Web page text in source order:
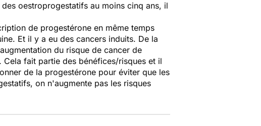
oestroprogestatifs au moins cinq ans, il
de progestérone en même temps
Et il y a eu des cancers induits. De la
du risque de cancer de
fait partie des bénéfices/risques et il
de la progestérone pour éviter que les
on n'augmente pas les risques